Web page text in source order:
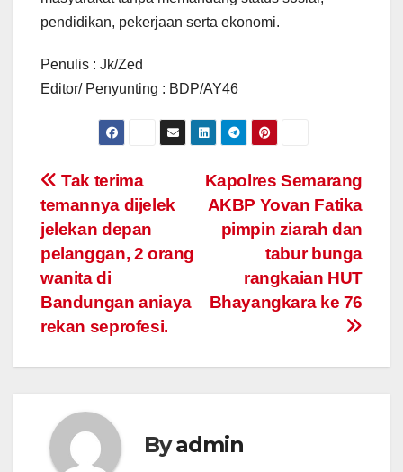
pendidikan, pekerjaan serta ekonomi.
Penulis : Jk/Zed
Editor/ Penyunting : BDP/AY46
Post
navigation
Kapolres Semarang
AKBP Yovan Fatika
pimpin ziarah dan
tabur bunga
rangkaian HUT
Bhayangkara ke 76
Tak terima
temannya dijelek
jelekan depan
pelanggan, 2 orang
wanita di
Bandungan aniaya
rekan seprofesi.
Byadmin